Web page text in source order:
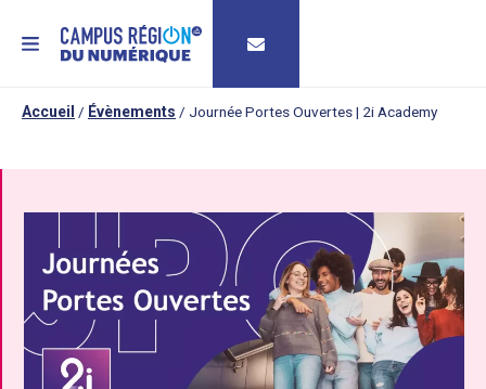
MENU
Accueil / Évènements / Journée Portes Ouvertes | 2i Academy